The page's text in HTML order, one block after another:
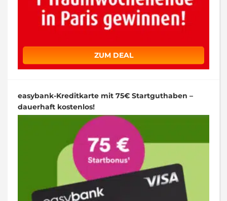
ZUM DEAL
easybank-Kreditkarte mit 75€ Startguthaben –
dauerhaft kostenlos!